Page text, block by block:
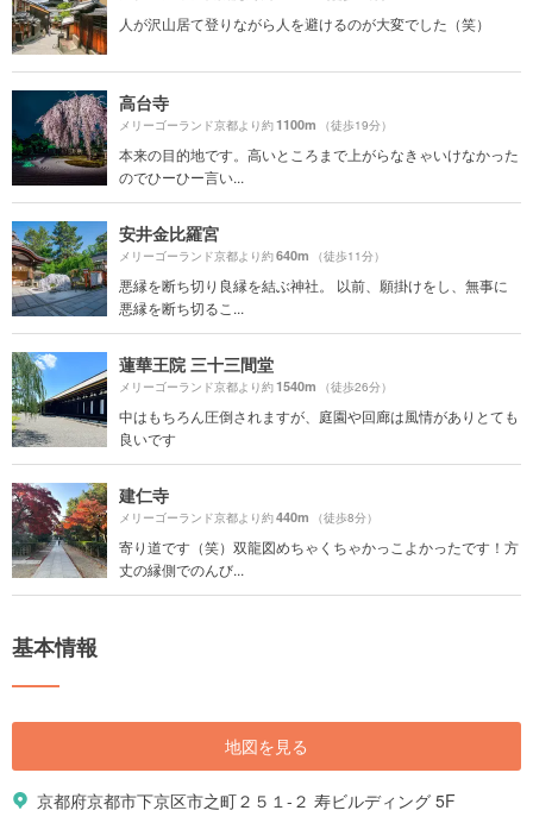
人が沢山居て登りながら人を避けるのが大変でした（笑）
高台寺
メリーゴーランド京都より約1100m （徒歩19分）
本来の目的地です。高いところまで上がらなきゃいけなかった
のでひーひー言い...
安井金比羅宮
メリーゴーランド京都より約640m （徒歩11分）
悪縁を断ち切り良縁を結ぶ神社。 以前、願掛けをし、無事に
悪縁を断ち切るこ...
蓮華王院 三十三間堂
メリーゴーランド京都より約1540m （徒歩26分）
中はもちろん圧倒されますが、庭園や回廊は風情がありとても
良いです
建仁寺
メリーゴーランド京都より約440m （徒歩8分）
寄り道です（笑）双龍図めちゃくちゃかっこよかったです！方
丈の縁側でのんび...
基本情報
地図を見る
京都府京都市下京区市之町２５１-２ 寿ビルディング 5F